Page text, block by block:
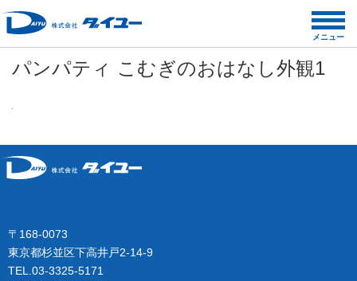
コ
テ
キ
ッ
プ
メニュー
パンパティ こむぎのおはなし外観1
〒168-0073
東京都杉並区下高井戸2-14-9
TEL.03-3325-5171